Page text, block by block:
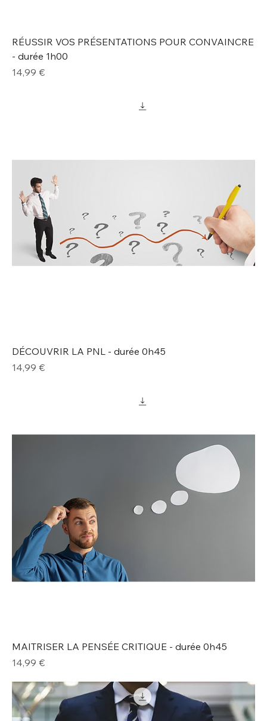
RÉUSSIR VOS PRÉSENTATIONS POUR CONVAINCRE
- durée 1h00
Prix
14,99 €
DÉCOUVRIR LA PNL - durée 0h45
Prix
14,99 €
MAITRISER LA PENSÉE CRITIQUE - durée 0h45
Prix
14,99 €